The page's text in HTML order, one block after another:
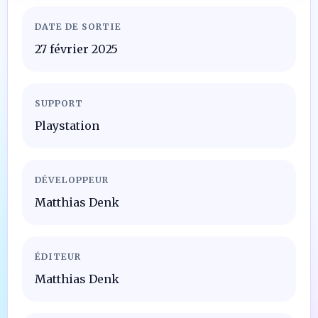
DATE DE SORTIE
27 février 2025
SUPPORT
Playstation
DÉVELOPPEUR
Matthias Denk
ÉDITEUR
Matthias Denk